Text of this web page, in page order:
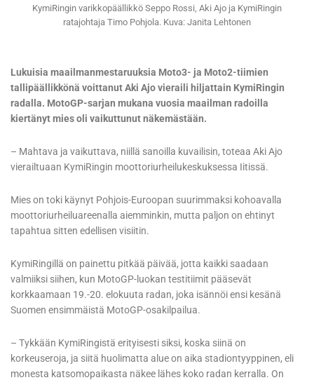
KymiRingin varikkopäällikkö Seppo Rossi, Aki Ajo ja KymiRingin
ratajohtaja Timo Pohjola. Kuva: Janita Lehtonen
Lukuisia maailmanmestaruuksia Moto3- ja Moto2-tiimien
tallipäällikkönä voittanut Aki Ajo vieraili hiljattain KymiRingin
radalla. MotoGP-sarjan mukana vuosia maailman radoilla
kiertänyt mies oli vaikuttunut näkemästään.
– Mahtava ja vaikuttava, niillä sanoilla kuvailisin, toteaa Aki Ajo
vierailtuaan KymiRingin moottoriurheilukeskuksessa Iitissä.
Mies on toki käynyt Pohjois-Euroopan suurimmaksi kohoavalla
moottoriurheiluareenalla aiemminkin, mutta paljon on ehtinyt
tapahtua sitten edellisen visiitin.
KymiRingillä on painettu pitkää päivää, jotta kaikki saadaan
valmiiksi siihen, kun MotoGP-luokan testitiimit pääsevät
korkkaamaan 19.-20. elokuuta radan, joka isännöi ensi kesänä
Suomen ensimmäistä MotoGP-osakilpailua.
– Tykkään KymiRingistä erityisesti siksi, koska siinä on
korkeuseroja, ja siitä huolimatta alue on aika stadiontyyppinen, eli
monesta katsomopaikasta näkee lähes koko radan kerralla. On